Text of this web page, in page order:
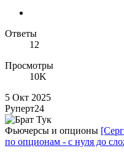
Ответы
12
Просмотры
10K
5 Окт 2025
Руперт24
Фьючерсы и опционы
по опционам - с нуля до